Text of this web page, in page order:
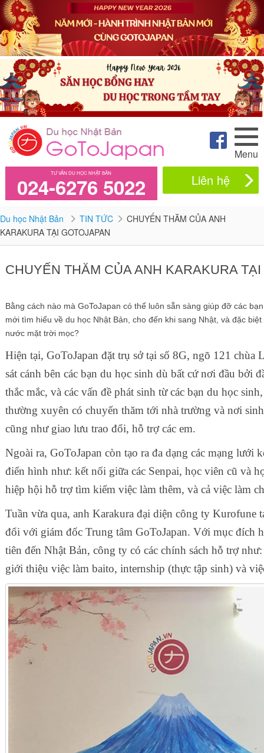
Menu
TƯ VẤN DU HỌC NHẬT BẢN
024-6276 5022 Liên hệ
Du học Nhật Bản TIN TỨC
CHUYẾN THĂM CỦA ANH
KARAKURA TẠI GOTOJAPAN
CHUYẾN THĂM CỦA ANH KARAKURA
Bằng cách nào mà GoToJapan có thể luôn sẵn sàng giúp đỡ các
mới tìm hiểu về du học Nhật Bản, cho đến khi sang Nhật, và đặc
nước mặt trời mọc?
Hiện tại, GoToJapan đặt trụ sở tại số 8G, ngõ 121
sát cánh bên các bạn du học sinh dù bất cứ nơi đầu bởi
thắc mắc, và các vấn đề phát sinh từ các bạn du học
thường xuyên có chuyến thăm tới nhà trường và nơi
cũng như giao lưu trao đổi, hỗ trợ các em.
Ngoài ra, GoToJapan còn tạo ra đa dạng các mạng lưới
điển hình như: kết nối giữa các Senpai, học viên cũ và
hiệp hội hỗ trợ tìm kiếm việc làm thêm, và cả việc làm
Tuần vừa qua, anh Karakura đại diện công ty Kurofune
đổi với giám đốc Trung tâm GoToJapan. Với mục đích
tiên đến Nhật Bản, công ty có các chính sách hỗ trợ
giới thiệu việc làm baito, internship (thực tập sinh) và